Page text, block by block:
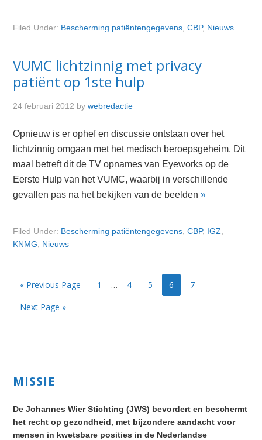
Filed Under: Bescherming patiëntengegevens ,CBP, Nieuws
VUMC lichtzinnig met privacy
patiënt op 1ste hulp
24 februari 2012 bywebredactie
Opnieuw is er ophef en discussie ontstaan over het
lichtzinnig omgaan met het medisch beroepsgeheim. Dit
maal betreft dit de TV opnames van Eyeworks op de
Eerste Hulp van het VUMC, waarbij in verschillende
gevallen pas na het bekijken van de beelden»
Filed Under: Bescherming patiëntengegevens ,CBP, IGZ
KNMG
Nieuws
« Previous Page Page
1 … Page
4 Page
5 Page
6 Page
7
Next Page »
Primary
MISSIE
De Johannes Wier Stichting (JWS) bevordert en beschermt
het recht op gezondheid, met bijzondere aandacht voor
mensen in kwetsbare posities in de Nederlandse